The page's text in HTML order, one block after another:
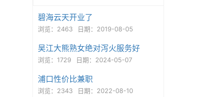
碧海云天开业了
浏览：2463 日期：2019-08-05
吴江大熊熟女绝对泻火服务好
浏览：1729 日期：2024-05-07
浦口性价比兼职
浏览：2343 日期：2022-08-10